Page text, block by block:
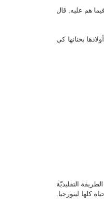
هم عليه. قال
بحنانها كي
التقليديّة
كلها ليتورجيا.